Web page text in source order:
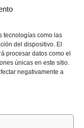
tecnologías como las
del dispositivo. El
procesar datos como el
únicas en este sitio.
negativamente a